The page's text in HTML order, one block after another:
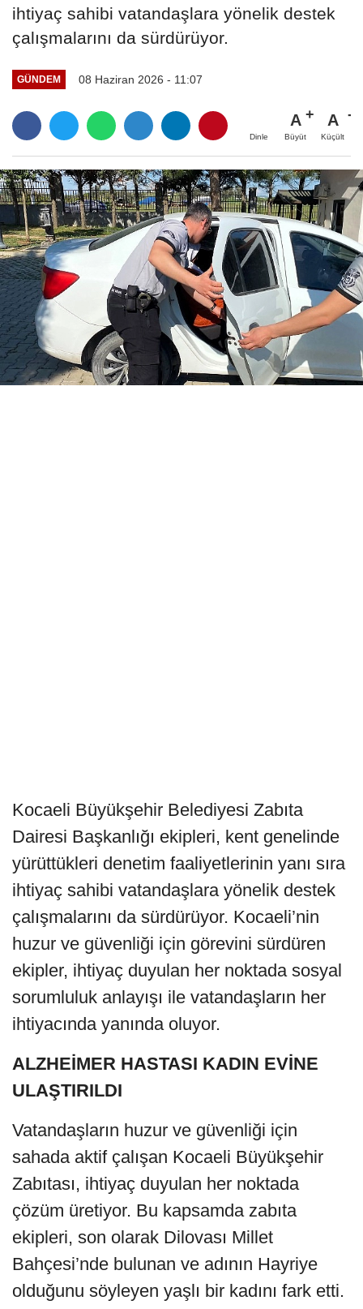
ihtiyaç sahibi vatandaşlara yönelik destek
çalışmalarını da sürdürüyor.
GÜNDEM 08 Haziran 2026 - 11:07
Dinle
A
Büyüt
A
Küçült
Kocaeli Büyükşehir Belediyesi Zabıta
Dairesi Başkanlığı ekipleri, kent genelinde
yürüttükleri denetim faaliyetlerinin yanı sıra
ihtiyaç sahibi vatandaşlara yönelik destek
çalışmalarını da sürdürüyor. Kocaeli’nin
huzur ve güvenliği için görevini sürdüren
ekipler, ihtiyaç duyulan her noktada sosyal
sorumluluk anlayışı ile vatandaşların her
ihtiyacında yanında oluyor.
ALZHEİMER HASTASI KADIN EVİNE
ULAŞTIRILDI
Vatandaşların huzur ve güvenliği için
sahada aktif çalışan Kocaeli Büyükşehir
Zabıtası, ihtiyaç duyulan her noktada
çözüm üretiyor. Bu kapsamda zabıta
ekipleri, son olarak Dilovası Millet
Bahçesi’nde bulunan ve adının Hayriye
olduğunu söyleyen yaşlı bir kadını fark etti.